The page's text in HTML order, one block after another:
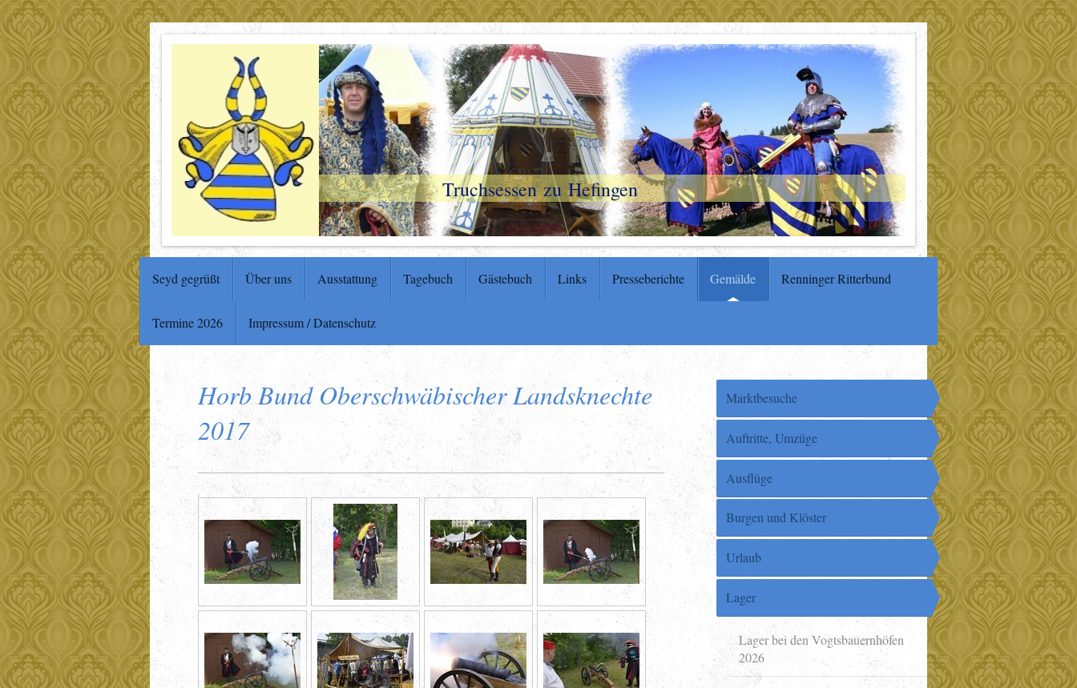
Truchsessen zu Hefingen
Seyd gegrüßt Über uns Ausstattung Tagebuch Gästebuch Links Presseberichte Gemälde Renninger Ritterbund
Termine 2026 Impressum / Datenschutz
Horb Bund Oberschwäbischer Landsknechte
2017
Marktbesuche
Auftritte, Umzüge
Ausflüge
Burgen und Klöster
Urlaub
Lager
Lager bei den Vogtsbauernhöfen
2026